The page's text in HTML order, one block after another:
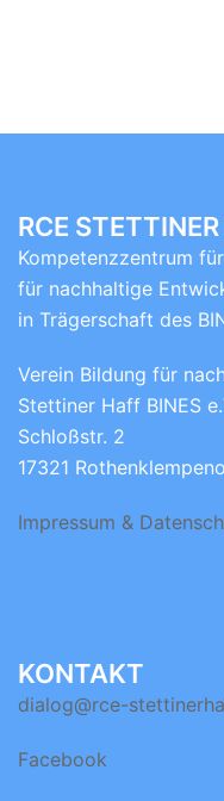
RCE
Kompetenzzentrum
für nachhaltige
in Trägerschaft des
Verein Bildung für
Stettiner Haff BINES
Schloßstr. 2
17321
Impressum &
KONTAKT
dialog@rce-
Facebook